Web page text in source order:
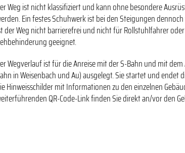
Weg ist nicht klassifiziert und kann ohne besondere
Ein festes Schuhwerk ist bei den Steigungen
der Weg nicht barrierefrei und nicht für Rollstuhlfahrer
geeignet.
Wegverlauf ist für die Anreise mit der S-Bahn und mit
in Weisenbach und Au) ausgelegt. Sie startet und endet
Hinweisschilder mit Informationen zu den einzelnen
QR-Code-Link finden Sie direkt an/vor den